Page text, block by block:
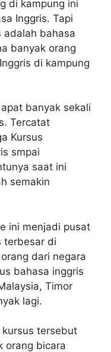
di kampung ini
Inggris. Tapi
adalah bahasa
banyak orang
di kampung
banyak sekali
Tercatat
Kursus
smpai
saat ini
semakin
ini menjadi pusat
terbesar di
dari negara
bahasa inggris
Timor
lagi.
tersebut
orang bicara